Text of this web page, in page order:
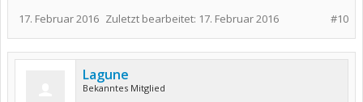
#10
17. Februar 2016 Zuletzt bearbeitet: 17. Februar 2016
Lagune
Bekanntes Mitglied